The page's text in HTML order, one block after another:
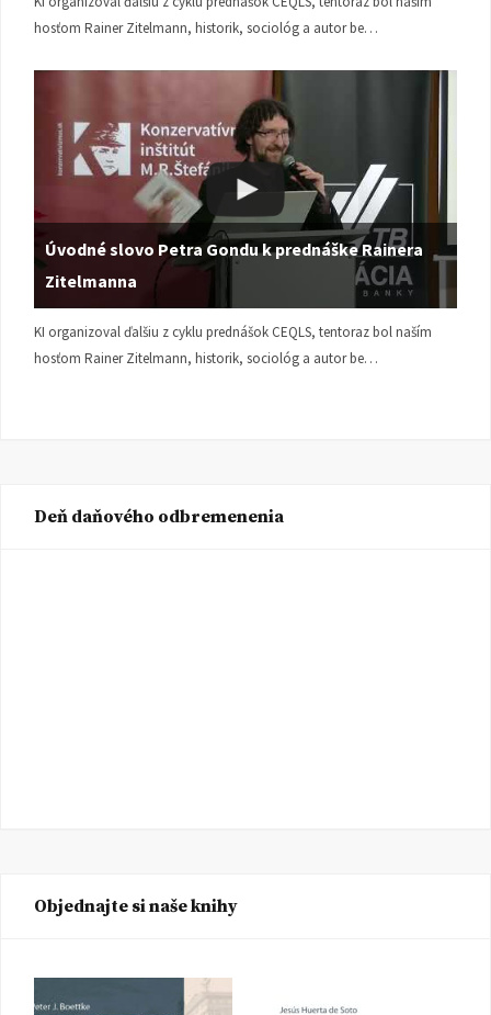
hosťom Rainer Zitelmann, historik, sociológ a autor be…
Úvodné slovo Petra Gondu k prednáške Rainera
Zitelmanna
KI organizoval ďalšiu z cyklu prednášok CEQLS, tentoraz bol naším
hosťom Rainer Zitelmann, historik, sociológ a autor be…
Deň daňového odbremenenia
Objednajte si naše knihy